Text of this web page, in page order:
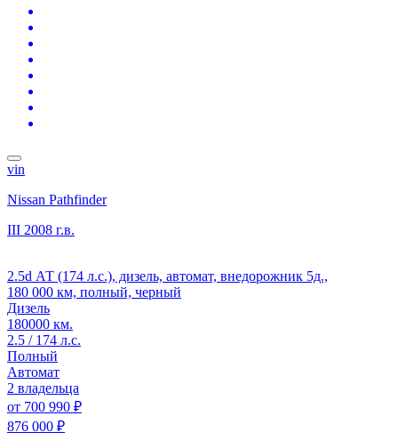
vin
Nissan Pathfinder
III 2008 г.в.
2.5d АТ (174 л.с.), дизель, автомат, внедорожник 5д.,
180 000 км, полный, черный
Дизель
180000 км.
2.5 / 174 л.с.
Полный
Автомат
2 владельца
от 700 990 ₽
876 000 ₽